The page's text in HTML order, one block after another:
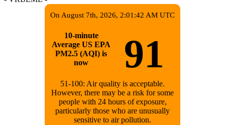
On August 7th, 2026, 2:01:42 AM UTC
10-minute
Average US EPA
PM2.5 (AQI) is
now
91
51-100: Air quality is acceptable.
However, there may be a risk for some
people with 24 hours of exposure,
particularly those who are unusually
sensitive to air pollution.